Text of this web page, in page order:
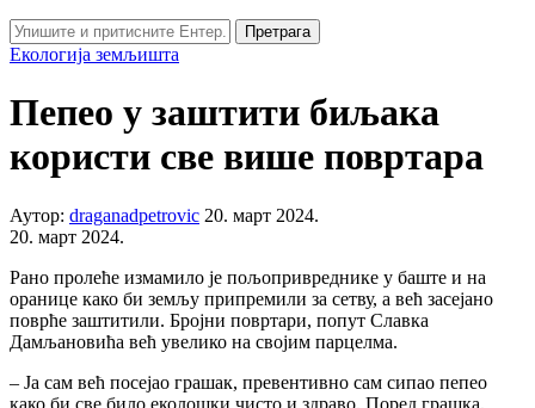
Претрага
Екологија земљишта
Пепео у заштити биљака
користи све више повртара
Аутор: draganadpetrovic 20. март 2024.
20. март 2024.
Рано пролеће измамило је пољопривреднике у баште и на
оранице како би земљу припремили за сетву, а већ засејано
поврће заштитили. Бројни повртари, попут Славка
Дамљановића већ увелико на својим парцелма.
– Ја сам већ посејао грашак, превентивно сам сипао пепео
како би све било еколошки чисто и здраво. Поред грашка,